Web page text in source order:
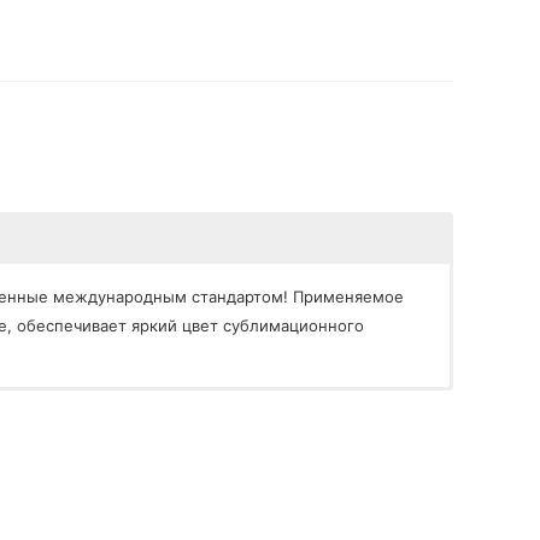
международным стандартом! Применяемое
яркий цвет сублимационного